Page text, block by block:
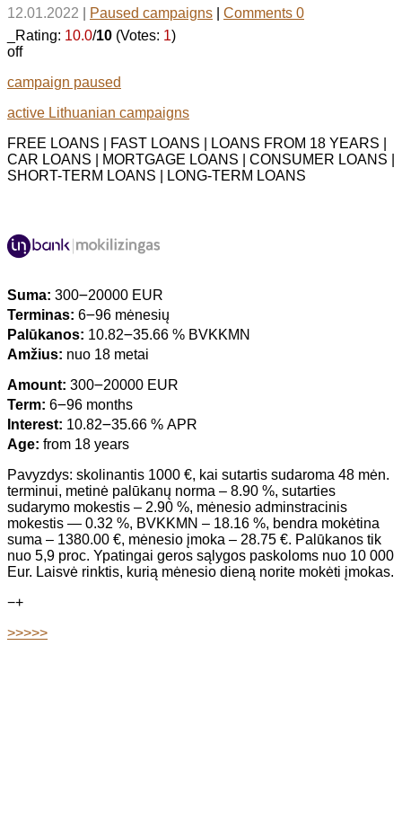
12.01.2022 Paused campaigns
Comments 0
_Rating: 10.0/10 (Votes: 1)
off
campaign paused
active Lithuanian campaigns
FREE LOANS | FAST LOANS | LOANS FROM 18 YEARS |
CAR LOANS | MORTGAGE LOANS | CONSUMER LOANS |
SHORT-TERM LOANS | LONG-TERM LOANS
Suma: 300౼20000 EUR
Terminas: 6౼96 mėnesių
Palūkanos: 10.82౼35.66 % BVKKMN
Amžius: nuo 18 metai
Amount: 300౼20000 EUR
Term: 6౼96 months
Interest: 10.82౼35.66 % APR
Age: from 18 years
Pavyzdys: skolinantis 1000 €, kai sutartis sudaroma 48 mėn.
terminui, metinė palūkanų norma – 8.90 %, sutarties
sudarymo mokestis – 2.90 %, mėnesio adminstracinis
mokestis — 0.32 %, BVKKMN – 18.16 %, bendra mokėtina
suma – 1380.00 €, mėnesio įmoka – 28.75 €. Palūkanos tik
nuo 5,9 proc. Ypatingai geros sąlygos paskoloms nuo 10 000
Eur. Laisvė rinktis, kurią mėnesio dieną norite mokėti įmokas.
−+
>>>>>